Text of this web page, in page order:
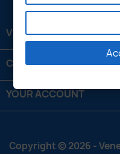
VENEZIANI LUIGI SRL
CONTATTACI
YOUR ACCOUNT
Copyright © 2026 -